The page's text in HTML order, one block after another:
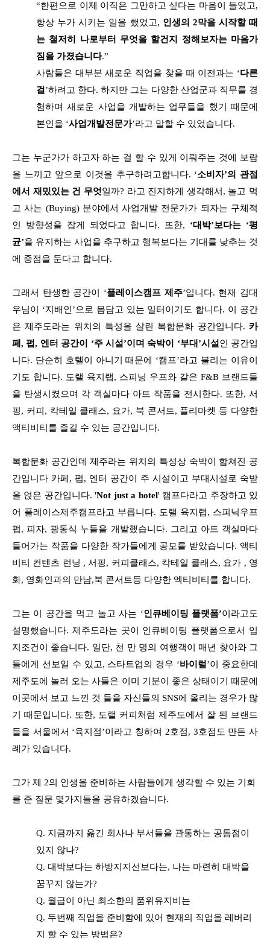
“한편으로 이제 이직은 그만하고 싶다는 마음이 들었고,
항상 누가 시키는 일을 했었고, 인생의 2막을 시작할 때
는 철저히 나로부터 무엇을 할건지 정해보자는 마음가
짐을 가졌습니다.”
사람들은 대부분 새로운 직업을 찾을 때 이전과는 ‘다른
걸 ’하려고 한다. 하지만 그는 다양한 산업군과 직무를 경
험하며 새로운 사업을 개발하는 업무들을 했기 때문에
본인을 ‘사업개발전문가’라고 말할 수 있었습니다.
그는 누군가가 하고자 하는 걸 할 수 있게 이뤄주는 것에 보람
을 느끼고 앞으로 이것을 추구하려고합니다. ‘소비자’의 관점
에서 재밌있는 건 무엇일까? 라고 진지하게 생각해서, 놀고 먹
고 사는 (Buying) 분야에서 사업개발 전문가가 되자는 구체적
인 방향성을 잡게 되었다고 합니다. 또한, ‘대박’보다는 ‘평
균’을 유지하는 사업을 추구하고 행복보다는 기대를 낮추는 것
에 중점을 둔다고 합니다.
그래서 탄생한 공간이 ‘플레이스캠프 제주’입니다. 현재 김대
우님이 ‘지배인’으로 몸담고 있는 일터이기도 합니다. 이 공간
은 제주도라는 위치의 특성을 살린 복합문화 공간입니다. 카
페, 펍, 엔터 공간이 ‘주 시설’이며 숙박이 ‘부대’시설 인 공간입
니다. 단순히 호텔이 아니기 때문에 ‘캠프’라고 불리는 이유이
기도 합니다. 도랠 육지랩, 스피닝 우프와 같은 F&B 브랜드들
을 탄생시켰으며 각 객실마다 아트 작품을 전시한다. 또한, 서
핑, 커피, 칵테일 클래스, 요가, 북 콘서트, 플리마켓 등 다양한
액티비티를 즐길 수 있는 공간입니다.
복합문화 공간인데 제주라는 위치의 특성상 숙박이 합쳐진 공
간입니다 카페, 펍, 엔터 공간이 주 시설이고 부대시설로 숙받
을 얹은 공간입니다. 'Not just a hotel' 캠프다라고 주장하고 있
어 플레이스제주캠프라고 부릅니다. 도랠 육지랩, 스피닉우프
펍, 피자, 광동식 누들을 개발했습니다. 그리고 아트 객실마다
들어가는 작품을 다양한 작가들에게 공모를 받았습니다. 액티
비티 컨텐츠 런닝 , 서핑, 커피클래스, 칵테일 클래스, 요가 , 영
화, 영화인과의 만남,북 콘서트등 다양한 엑티비티를 합니다.
그는 이 공간을 먹고 놀고 사는 ‘인큐베이팅 플랫폼’이라고도
설명했습니다. 제주도라는 곳이 인큐베이팅 플랫폼으로서 입
지조건이 좋습니다. 일단, 천 만 명의 여행객이 매년 찾아와 그
들에게 선보일 수 있고, 스타트업의 경우 ‘바이럴 ’이 중요한데
제주도에 놀러 오는 사들은 이미 기분이 좋은 상태이기 때문에
이곳에서 보고 느낀 것 들을 자신들의 SNS에 올리는 경우가 많
기 때문입니다. 또한, 도랠 커피처럼 제주도에서 잘 된 브랜드
들을 서울에서 ‘육지점’이라고 칭하여 2호점, 3호점도 만든 사
례가 있습니다.
그가 제 2의 인생을 준비하는 사람들에게 생각할 수 있는 기회
를 준 질문 몇가지들을 공유하겠습니다.
Q. 지금까지 옮긴 회사나 부서들을 관통하는 공톰점이
있지 않나?
Q. 대박보다는 하방지지선보다는, 나는 마련히 대박을
꿈꾸지 않는가?
Q. 월급이 아닌 최소한의 품위유지비는
Q. 두번째 직업을 준비함에 있어 현재의 직업을 레버리
지 할 수 있는 방법은?